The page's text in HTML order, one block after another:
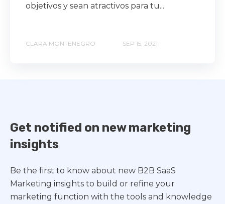
objetivos y sean atractivos para tu...
CLARA MONTENEGRO SEP 15, 2021
Get notified on new marketing
insights
Be the first to know about new B2B SaaS
Marketing insights to build or refine your
marketing function with the tools and knowledge